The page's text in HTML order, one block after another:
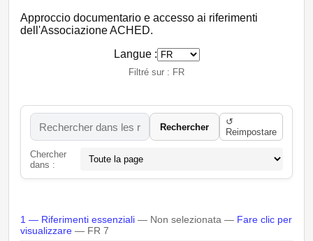
Approccio documentario e accesso ai riferimenti
dell'Associazione ACHED.
Langue :
Filtré sur : FR
Rechercher
↺
Reimpostare
Chercher
dans :
1 — Riferimenti essenziali — Non selezionata — Fare clic per
visualizzare — FR 7